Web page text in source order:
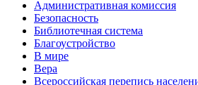
Административная комиссия
Безопасность
Библиотечная система
Благоустройство
В мире
Вера
Всероссийская перепись